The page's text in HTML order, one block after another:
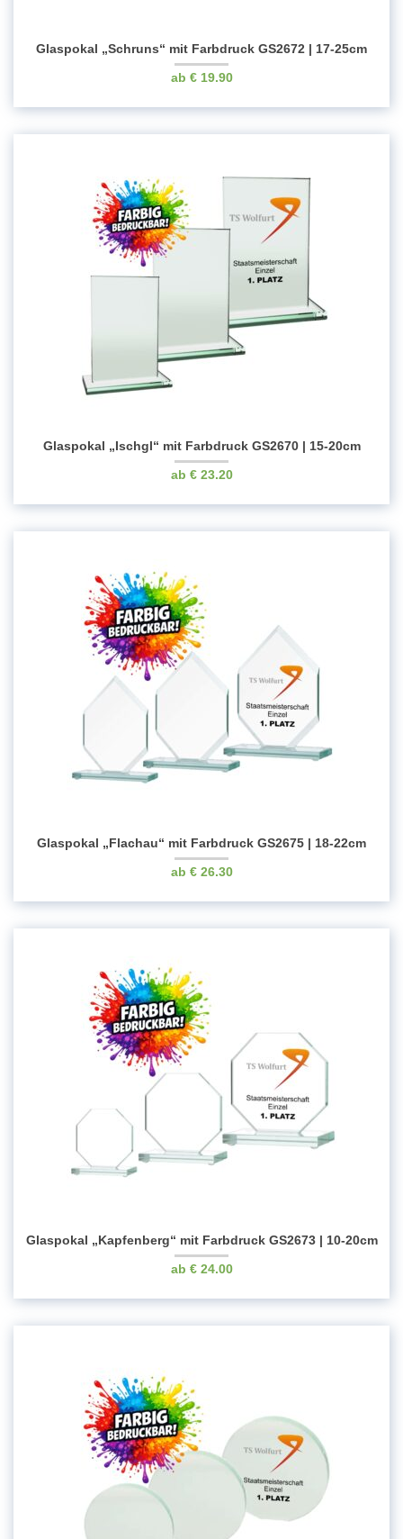
Glaspokal „Schruns“ mit Farbdruck GS2672 | 17-25cm
€19.90
Glaspokal „Ischgl“ mit Farbdruck GS2670 | 15-20cm
€23.20
Glaspokal „Flachau“ mit Farbdruck GS2675 | 18-22cm
€26.30
Glaspokal „Kapfenberg“ mit Farbdruck GS2673 | 10-20cm
€24.00